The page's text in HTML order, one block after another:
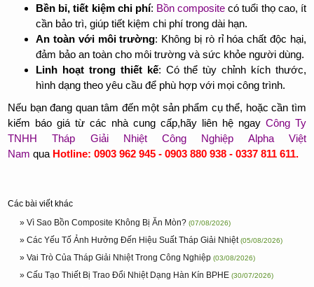
Bền bỉ, tiết kiệm chi phí: Bồn composite có tuổi thọ cao, ít
cần bảo trì, giúp tiết kiệm chi phí trong dài hạn.
An toàn với môi trường: Không bị rò rỉ hóa chất độc hại,
đảm bảo an toàn cho môi trường và sức khỏe người dùng.
Linh hoạt trong thiết kế: Có thể tùy chỉnh kích thước,
hình dạng theo yêu cầu để phù hợp với mọi công trình.
Nếu bạn đang quan tâm đến một sản phẩm cụ thể, hoặc cần tìm
kiếm báo giá từ các nhà cung cấp,hãy liên hệ ngay Công Ty
TNHH Tháp Giải Nhiệt Công Nghiệp Alpha Việt
Nam qua Hotline: 0903 962 945 - 0903 880 938 - 0337 811 611.
Các bài viết khác
» Vì Sao Bồn Composite Không Bị Ăn Mòn?(07/08/2026)
» Các Yếu Tố Ảnh Hưởng Đến Hiệu Suất Tháp Giải Nhiệt(05/08/2026)
» Vai Trò Của Tháp Giải Nhiệt Trong Công Nghiệp(03/08/2026)
» Cấu Tạo Thiết Bị Trao Đổi Nhiệt Dạng Hàn Kín BPHE(30/07/2026)